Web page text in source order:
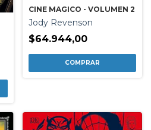
CINE MAGICO - VOLUMEN 2
Jody Revenson
$64.944,00